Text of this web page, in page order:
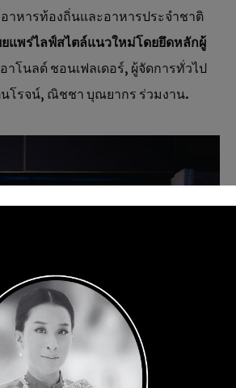
าหารท้องถิ่นและอาหารประจำชาติ
ยแพร่ไลฟ์สไตล์แนวใหม่โดยยึดหลักผู้
าโนลด์ ชอนเฟลเดอร์, ผู้จัดการทั่วไป
นโรจน์, ณิชชา บุณยากร ร่วมงาน.